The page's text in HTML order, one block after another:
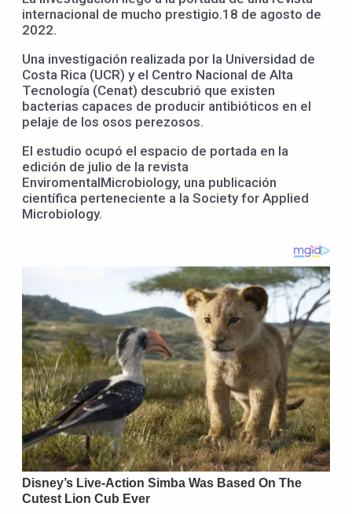
internacional de mucho prestigio.18 de agosto de
2022.
Una investigación realizada por la Universidad de
Costa Rica (UCR) y el Centro Nacional de Alta
Tecnología (Cenat) descubrió que existen
bacterias capaces de producir antibióticos en el
pelaje de los osos perezosos.
El estudio ocupó el espacio de portada en la
edición de julio de la revista
EnviromentalMicrobiology, una publicación
científica perteneciente a la Society for Applied
Microbiology.